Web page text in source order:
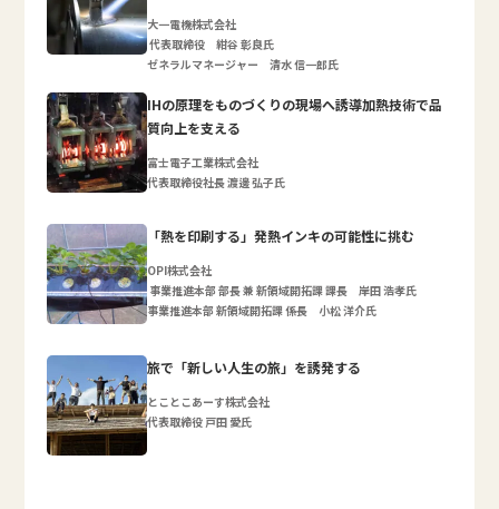
大一電機株式会社
代表取締役 紺谷 彰良氏
ゼネラルマネージャー 清水 信一郎氏
IHの原理をものづくりの現場へ誘導加熱技術で品
質向上を支える
富士電子工業株式会社
代表取締役社長 渡邊 弘子氏
「熱を印刷する」発熱インキの可能性に挑む
OPI株式会社
事業推進本部 部長 兼 新領域開拓課 課長 岸田 浩孝氏
事業推進本部 新領域開拓課 係長 小松 洋介氏
旅で「新しい人生の旅」を誘発する
とことこあーす株式会社
代表取締役 戸田 愛氏